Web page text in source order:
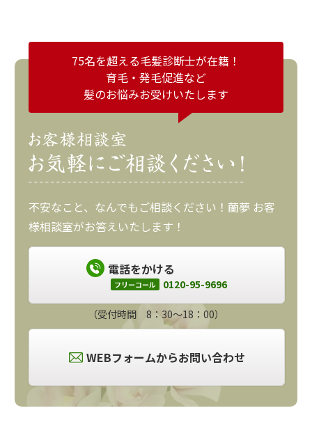
75名を超える毛髪診断士が在籍！
育毛・発毛促進など
髪のお悩みお受けいたします
不安なこと、なんでもご相談ください！蘭夢 お客
様相談室がお答えいたします！
電話をかける
フリーコール 0120-95-9696
（受付時間 8：30～18：00）
WEBフォームからお問い合わせ